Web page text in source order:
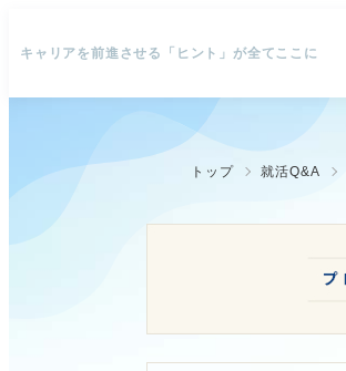
キャリアを前進させる「ヒント」が全てここに
トップ 就活Q&A